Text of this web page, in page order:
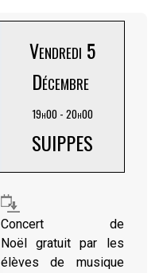
Vendredi 5
Décembre
19h00 - 20h00
SUIPPES
Concert de
Noël gratuit par les
élèves de musique